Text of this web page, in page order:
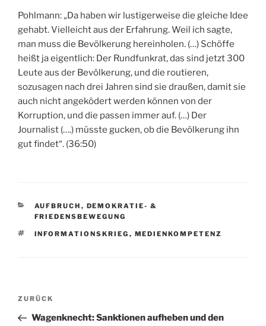
Pohlmann: „Da haben wir lustigerweise die gleiche Idee
gehabt. Vielleicht aus der Erfahrung. Weil ich sagte,
man muss die Bevölkerung hereinholen. (…) Schöffe
heißt ja eigentlich: Der Rundfunkrat, das sind jetzt 300
Leute aus der Bevölkerung, und die routieren,
sozusagen nach drei Jahren sind sie draußen, damit sie
auch nicht angeködert werden können von der
Korruption, und die passen immer auf. (…) Der
Journalist (….) müsste gucken, ob die Bevölkerung ihn
gut findet“. (36:50)
KATEGORIEN
AUFBRUCH , DEMOKRATIE- &
FRIEDENSBEWEGUNG
SCHLAGWÖRTER
INFORMATIONSKRIEG , MEDIENKOMPETENZ
Beitragsnavigation
Vorheriger
Beitrag
ZURÜCK
Wagenknecht: Sanktionen aufheben und den